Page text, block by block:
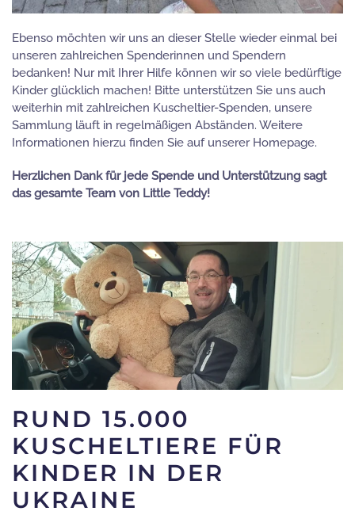
Ebenso möchten wir uns an dieser Stelle wieder einmal bei
unseren zahlreichen Spenderinnen und Spendern
bedanken! Nur mit Ihrer Hilfe können wir so viele bedürftige
Kinder glücklich machen! Bitte unterstützen Sie uns auch
weiterhin mit zahlreichen Kuscheltier-Spenden, unsere
Sammlung läuft in regelmäßigen Abständen. Weitere
Informationen hierzu finden Sie auf unserer Homepage.
Herzlichen Dank für jede Spende und Unterstützung sagt
das gesamte Team von Little Teddy!
RUND 15.000
KUSCHELTIERE FÜR
KINDER IN DER
UKRAINE